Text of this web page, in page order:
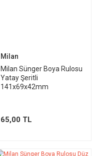
Milan
Milan Sünger Boya Rulosu
Yatay Şeritli
141x69x42mm
65,00 TL